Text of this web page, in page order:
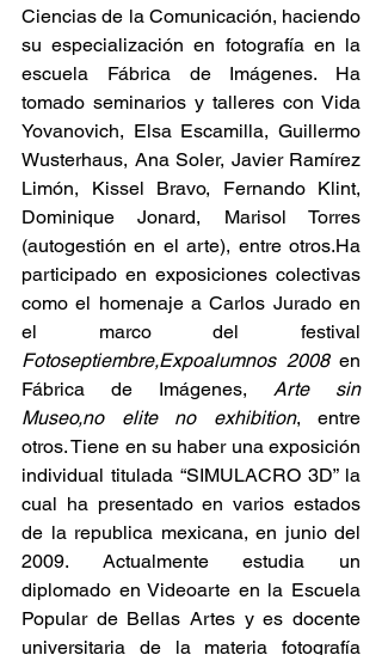
Ciencias de la Comunicación, haciendo
su especialización en fotografía en la
escuela Fábrica de Imágenes. Ha
tomado seminarios y talleres con Vida
Yovanovich, Elsa Escamilla, Guillermo
Wusterhaus, Ana Soler, Javier Ramírez
Limón, Kissel Bravo, Fernando Klint,
Dominique Jonard, Marisol Torres
(autogestión en el arte), entre otros.Ha
participado en exposiciones colectivas
como el homenaje a Carlos Jurado en
Fotoseptiembre,Expoalumnos 2008 en
Fábrica de Imágenes, Arte sin
Museo,no elite no exhibition, entre
otros. Tiene en su haber una exposición
individual titulada “SIMULACRO 3D” la
cual ha presentado en varios estados
de la republica mexicana, en junio del
2009. Actualmente estudia un
diplomado en Videoarte en la Escuela
Popular de Bellas Artes y es docente
universitaria de la materia fotografía